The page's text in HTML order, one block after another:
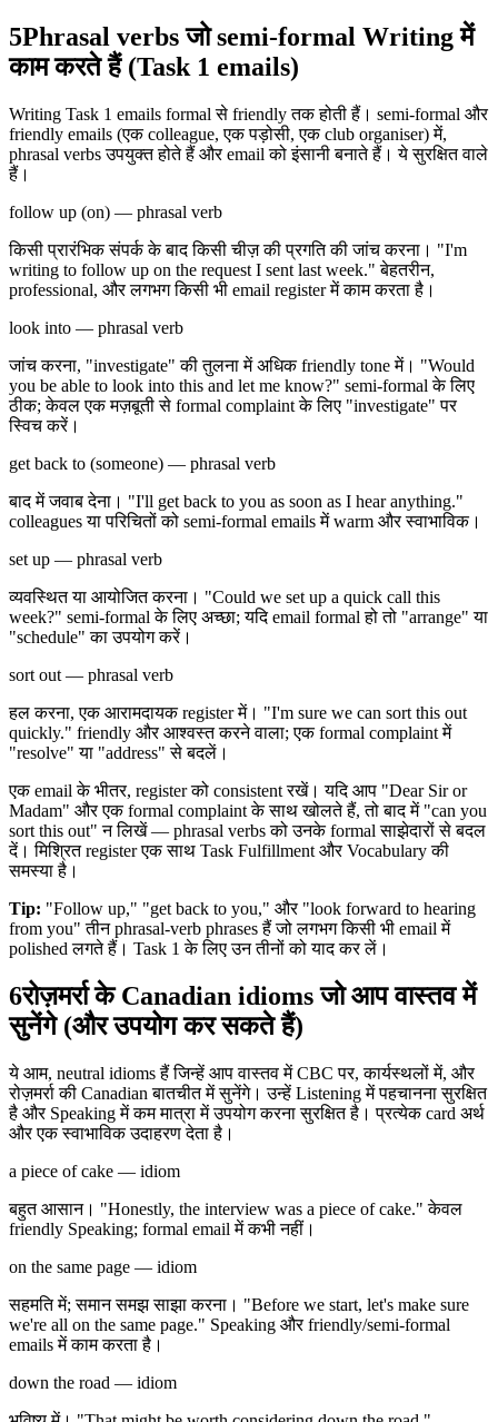
5Phrasal verbs जो semi-formal Writing में
काम करते हैं (Task 1 emails)
Writing Task 1 emails formal से friendly तक होती हैं। semi-formal और
friendly emails (एक colleague, एक पड़ोसी, एक club organiser) में,
phrasal verbs उपयुक्त होते हैं और email को इंसानी बनाते हैं। ये सुरक्षित वाले
हैं।
follow up (on) — phrasal verb
किसी प्रारंभिक संपर्क के बाद किसी चीज़ की प्रगति की जांच करना। "I'm
writing to follow up on the request I sent last week." बेहतरीन,
professional, और लगभग किसी भी email register में काम करता है।
look into — phrasal verb
जांच करना, "investigate" की तुलना में अधिक friendly tone में। "Would
you be able to look into this and let me know?" semi-formal के लिए
ठीक; केवल एक मज़बूती से formal complaint के लिए "investigate" पर
स्विच करें।
get back to (someone) — phrasal verb
बाद में जवाब देना। "I'll get back to you as soon as I hear anything."
colleagues या परिचितों को semi-formal emails में warm और स्वाभाविक।
set up — phrasal verb
व्यवस्थित या आयोजित करना। "Could we set up a quick call this
week?" semi-formal के लिए अच्छा; यदि email formal हो तो "arrange" या
"schedule" का उपयोग करें।
sort out — phrasal verb
हल करना, एक आरामदायक register में। "I'm sure we can sort this out
quickly." friendly और आश्वस्त करने वाला; एक formal complaint में
"resolve" या "address" से बदलें।
एक email के भीतर, register को consistent रखें। यदि आप "Dear Sir or
Madam" और एक formal complaint के साथ खोलते हैं, तो बाद में "can you
sort this out" न लिखें — phrasal verbs को उनके formal साझेदारों से बदल
दें। मिश्रित register एक साथ Task Fulfillment और Vocabulary की
समस्या है।
Tip: "Follow up," "get back to you," और "look forward to hearing
from you" तीन phrasal-verb phrases हैं जो लगभग किसी भी email में
polished लगते हैं। Task 1 के लिए उन तीनों को याद कर लें।
6रोज़मर्रा के Canadian idioms जो आप वास्तव में
सुनेंगे (और उपयोग कर सकते हैं)
ये आम, neutral idioms हैं जिन्हें आप वास्तव में CBC पर, कार्यस्थलों में, और
रोज़मर्रा की Canadian बातचीत में सुनेंगे। उन्हें Listening में पहचानना सुरक्षित
है और Speaking में कम मात्रा में उपयोग करना सुरक्षित है। प्रत्येक card अर्थ
और एक स्वाभाविक उदाहरण देता है।
a piece of cake — idiom
बहुत आसान। "Honestly, the interview was a piece of cake." केवल
friendly Speaking; formal email में कभी नहीं।
on the same page — idiom
सहमति में; समान समझ साझा करना। "Before we start, let's make sure
we're all on the same page." Speaking और friendly/semi-formal
emails में काम करता है।
down the road — idiom